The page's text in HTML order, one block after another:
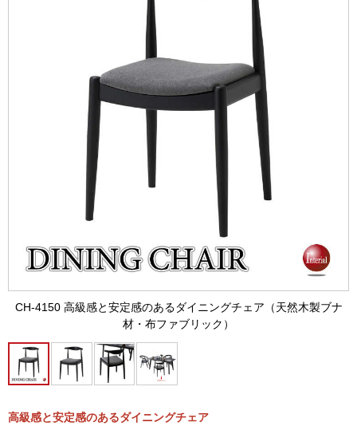
CH-4150 高級感と安定感のあるダイニングチェア（天然木製ブナ
材・布ファブリック）
高級感と安定感のあるダイニングチェア